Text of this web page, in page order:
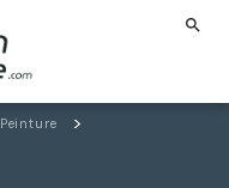
search
Peinture